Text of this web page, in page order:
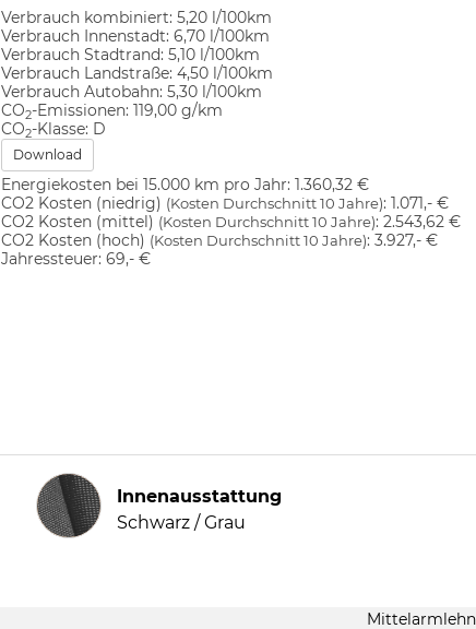
Verbrauch kombiniert: 5,20 l/100km
Verbrauch Innenstadt: 6,70 l/100km
Verbrauch Stadtrand: 5,10 l/100km
Verbrauch Landstraße: 4,50 l/100km
Verbrauch Autobahn: 5,30 l/100km
CO2-Emissionen: 119,00 g/km
CO2-Klasse: D
Download
Energiekosten bei 15.000 km pro Jahr: 1.360,32 €
CO2 Kosten (niedrig) (Kosten Durchschnitt 10 Jahre): 1.071,- €
CO2 Kosten (mittel) (Kosten Durchschnitt 10 Jahre): 2.543,62 €
CO2 Kosten (hoch) (Kosten Durchschnitt 10 Jahre): 3.927,- €
Jahressteuer: 69,- €
Innenausstattung
Innenausstattung
Schwarz / Grau